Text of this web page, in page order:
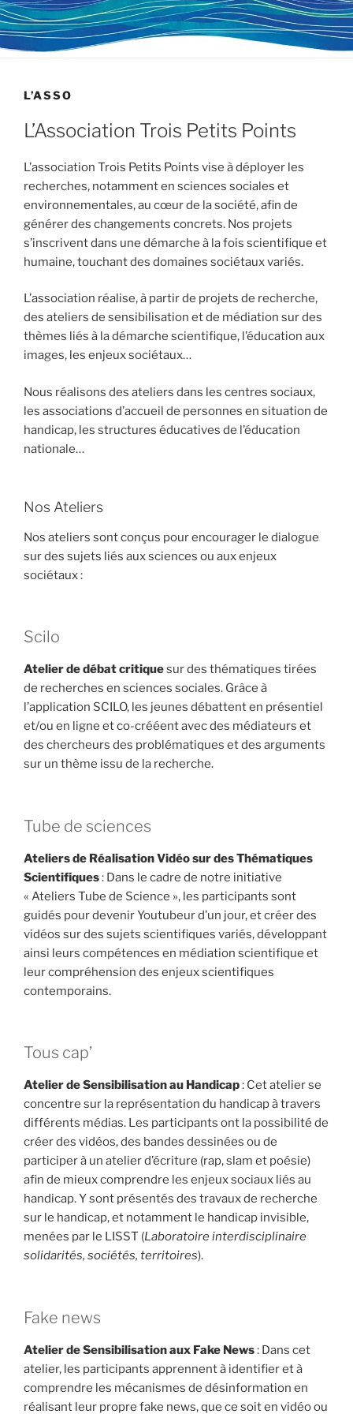
L’ASSO
L’Association Trois Petits Points
L’association Trois Petits Points vise à déployer les
recherches, notamment en sciences sociales et
environnementales, au cœur de la société, afin de
générer des changements concrets. Nos projets
s’inscrivent dans une démarche à la fois scientifique et
humaine, touchant des domaines sociétaux variés.
L’association réalise, à partir de projets de recherche,
des ateliers de sensibilisation et de médiation sur des
thèmes liés à la démarche scientifique, l’éducation aux
images, les enjeux sociétaux…
Nous réalisons des ateliers dans les centres sociaux,
les associations d’accueil de personnes en situation de
handicap, les structures éducatives de l’éducation
nationale…
Nos Ateliers
Nos ateliers sont conçus pour encourager le dialogue
sur des sujets liés aux sciences ou aux enjeux
sociétaux :
Scilo
Atelier dedébat critiquesur des thématiques tirées
de recherches en sciences sociales. Grâce à
l’application SCILO, les jeunes débattent en présentiel
et/ou en ligne et co-crééent avec des médiateurs et
des chercheurs des problématiques et des arguments
sur un thème issu de la recherche.
Tube de sciences
Ateliers de Réalisation Vidéo sur des Thématiques
Scientifiques: Dans le cadre de notre initiative
« Ateliers Tube de Science », les participants sont
guidés pour devenir Youtubeur d’un jour, et créer des
vidéos sur des sujets scientifiques variés, développant
ainsi leurs compétences en médiation scientifique et
leur compréhension des enjeux scientifiques
contemporains.
Tous cap’
Atelier de Sensibilisation au Handicap: Cet atelier se
concentre sur la représentation du handicap à travers
différents médias. Les participants ont la possibilité de
créer des vidéos, des bandes dessinées ou de
participer à un atelier d’écriture (rap, slam et poésie)
afin de mieux comprendre les enjeux sociaux liés au
handicap. Y sont présentés des travaux de recherche
sur le handicap, et notamment le handicap invisible,
menées par le LISST (Laboratoire interdisciplinaire
solidarités, sociétés, territoires).
Fake news
Atelier de Sensibilisation aux Fake News: Dans cet
atelier, les participants apprennent à identifier et à
comprendre les mécanismes de désinformation en
réalisant leur propre fake news, que ce soit en vidéo ou